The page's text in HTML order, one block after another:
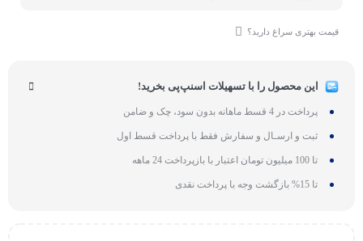
قیمت بهتری سراغ دارید؟
این محصول را با تسهیلات اسنپ‌پی بخرید!
پرداخت در 4 قسط ماهانه بدون سود، چک و ضامن
ثبت و ارسـال و سفارش فقط با پرداخت قسط اول
تا 100 میلیون تومان اعتبار با بازپرداخت 24 ماهه
تا 15% بازگشت وجه با پرداخت نقدی